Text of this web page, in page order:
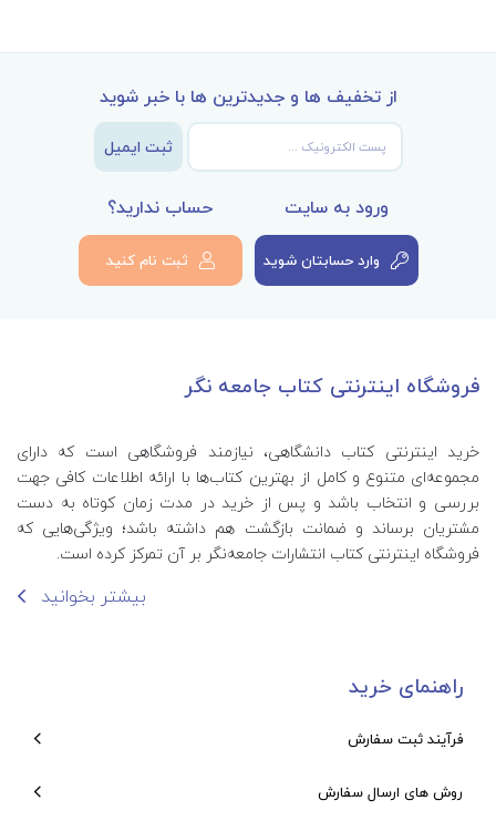
از تخفیف ها و جدیدترین ها با خبر شوید
ثبت ایمیل
ورود به سایت
وارد حسابتان شوید
حساب ندارید؟
ثبت نام کنید
فروشگاه اینترنتی کتاب جامعه نگر
خرید اینترنتی کتاب‌ دانشگاهی، نیازمند فروشگاهی است که دارای
مجموعه‌ای متنوع و کامل از بهترین کتاب‌ها با ارائه اطلاعات کافی جهت
بررسی و انتخاب باشد و پس از خرید در مدت زمان کوتاه به دست
مشتریان برساند و ضمانت بازگشت هم داشته باشد؛ ویژگی‌هایی که
فروشگاه اینترنتی کتاب انتشارات جامعه‌نگر بر آن تمرکز کرده است.
بیشتر بخوانید
راهنمای خرید
فرآیند ثبت سفارش
روش های ارسال سفارش